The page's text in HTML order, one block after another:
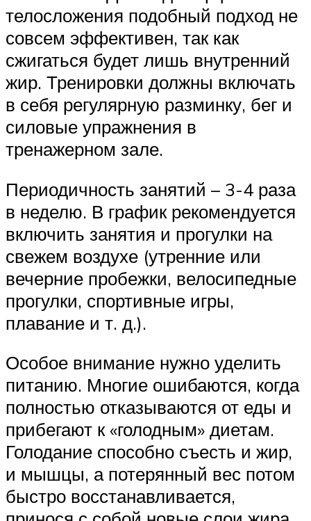
телосложения подобный подход не
совсем эффективен, так как
сжигаться будет лишь внутренний
жир. Тренировки должны включать
в себя регулярную разминку, бег и
силовые упражнения в
тренажерном зале.
Периодичность занятий – 3-4 раза
в неделю. В график рекомендуется
включить занятия и прогулки на
свежем воздухе (утренние или
вечерние пробежки, велосипедные
прогулки, спортивные игры,
плавание и т. д.).
Особое внимание нужно уделить
питанию. Многие ошибаются, когда
полностью отказываются от еды и
прибегают к «голодным» диетам.
Голодание способно съесть и жир,
и мышцы, а потерянный вес потом
быстро восстанавливается,